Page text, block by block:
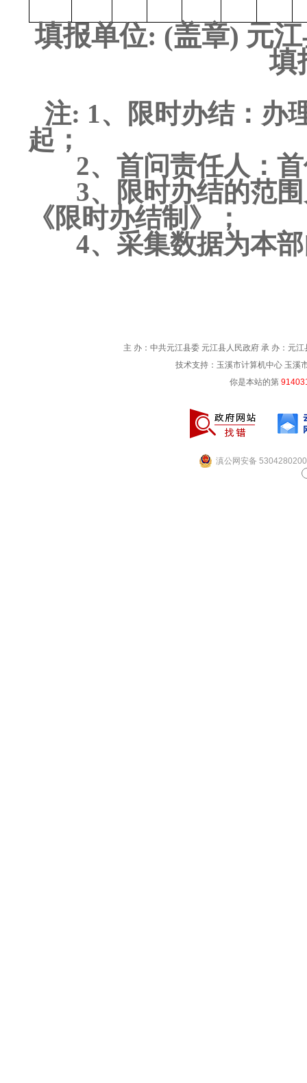
填报单位: (盖章) 元
填报月
注: 1、限时办结：办
起；
2、首问责任人：
3、限时办结的范
《限时办结制》；
4、采集数据为本
主 办：中共元江县委 元江县人民政府 承 办：元
技术支持：玉溪市计算机中心 玉溪
你是本站的第
滇公网安备